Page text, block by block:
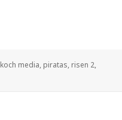
Dark Waters
Etiquetas
koch media, piratas, risen 2,